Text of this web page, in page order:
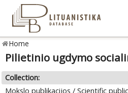
Home
Pilietinio ugdymo
Collection:
Mokslo publikacijos / Scientific